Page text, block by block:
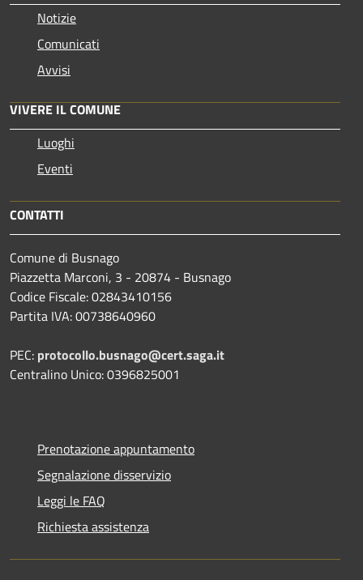
Notizie
Comunicati
Avvisi
VIVERE IL COMUNE
Luoghi
Eventi
CONTATTI
Comune di Busnago
Piazzetta Marconi, 3 - 20874 - Busnago
Codice Fiscale: 02843410156
Partita IVA: 00738640960
PEC: protocollo.busnago@cert.saga.it
Centralino Unico: 0396825001
Prenotazione appuntamento
Segnalazione disservizio
Leggi le FAQ
Richiesta assistenza